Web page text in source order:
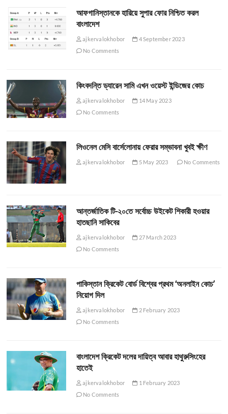
আফগানিস্তানকে হারিয়ে সুপার ফোর নিশ্চিত করল
বাংলাদেশ
ajkervalokhobor
4 September 2023
No Comments
কিংবদন্তি ড্যারেন সামি এখন ওয়েস্ট ইন্ডিজের কোচ
ajkervalokhobor
14 May 2023
No Comments
লিওনেল মেসি বার্সেলোনায় ফেরার সম্ভাবনা খুবই ক্ষীণ
ajkervalokhobor 5 May 2023 No Comments
আন্তর্জাতিক টি-২০তে সর্বোচ্চ উইকেট শিকারী হওয়ার
হাতছানি সাকিবের
ajkervalokhobor
27 March 2023
No Comments
পাকিস্তান ক্রিকেট বোর্ড বিশ্বের প্রথম ‘অনলাইন কোচ’
নিয়োগ দিল
ajkervalokhobor
2 February 2023
No Comments
বাংলাদেশ ক্রিকেট দলের দায়িত্ব আবার হাথুরুসিংহের
হাতেই
ajkervalokhobor
1 February 2023
No Comments